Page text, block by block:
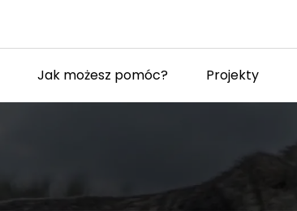
Jak możesz pomóc? Projekty